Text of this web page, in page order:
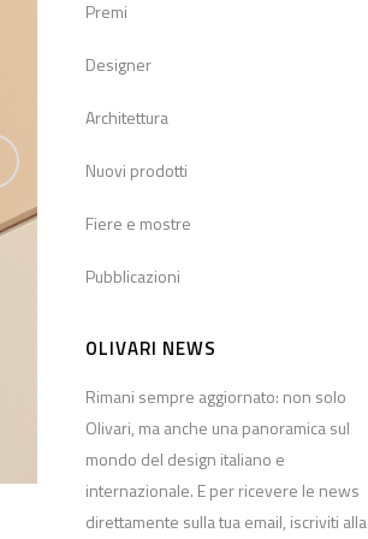
Premi
Designer
Architettura
Nuovi prodotti
Fiere e mostre
Pubblicazioni
OLIVARI NEWS
Rimani sempre aggiornato: non solo
Olivari, ma anche una panoramica sul
mondo del design italiano e
internazionale. E per ricevere le news
direttamente sulla tua email, iscriviti alla